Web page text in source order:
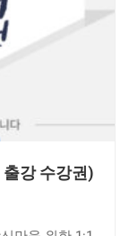
출강 수강권)